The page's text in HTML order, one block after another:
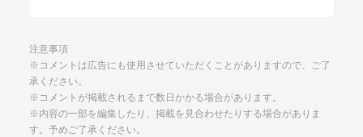
注意事項
※コメントは広告にも使用させていただくことがありますので、ご了
承ください。
※コメントが掲載されるまで数日かかる場合があります。
※内容の一部を編集したり、掲載を見合わせたりする場合がありま
す。予めご了承ください。